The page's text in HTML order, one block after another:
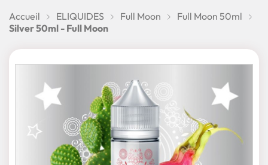
Accueil ELIQUIDES Full Moon
Full Moon 50ml
Silver 50ml - Full Moon